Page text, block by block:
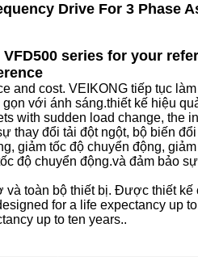
Drive For 3 Phase
series for your
and cost. VEIKONG tiếp tục
với ánh sáng.thiết kế hiệu
with sudden load change, the
thay đổi tải đột ngột, bộ biến
giảm tốc độ chuyển động,
độ chuyển động.và đảm bảo
toàn bộ thiết bị. Được thiết
for a life expectancy up
up to ten years..